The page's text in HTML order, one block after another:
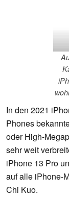
In den 2021
Phones
oder High-
sehr weit
iPhone 13 Pro
auf alle iPhone-
Chi Kuo.